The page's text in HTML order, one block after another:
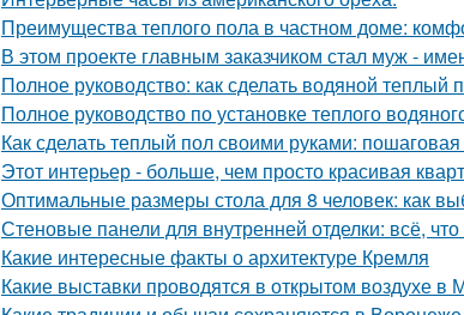
Преимущества теплого пола в частном доме:
В этом проекте главным заказчиком стал муж -
Полное руководство: как сделать водяной теплый
Полное руководство по установке теплого
Как сделать теплый пол своими руками:
Этот интерьер - больше, чем просто красивая
Оптимальные размеры стола для 8 человек: как
Стеновые панели для внутренней отделки: всё,
Какие интересные факты о архитектуре Кремля
Какие выставки проводятся в открытом воздухе в